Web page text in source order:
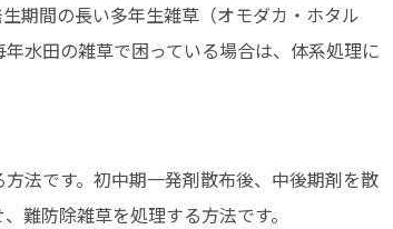
期間の長い多年生雑草（オモダカ・ホタル
水田の雑草で困っている場合は、体系処理に
法です。初中期一発剤散布後、中後期剤を散
難防除雑草を処理する方法です。